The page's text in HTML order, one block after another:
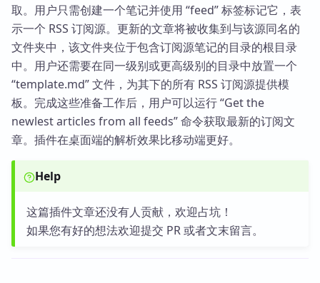
取。用户只需创建一个笔记并使用 “feed” 标签标记它，表
示一个 RSS 订阅源。更新的文章将被收集到与该源同名的
文件夹中，该文件夹位于包含订阅源笔记的目录的根目录
中。用户还需要在同一级别或更高级别的目录中放置一个
“template.md” 文件，为其下的所有 RSS 订阅源提供模
板。完成这些准备工作后，用户可以运行 “Get the
newlest articles from all feeds” 命令获取最新的订阅文
章。插件在桌面端的解析效果比移动端更好。
Help
这篇插件文章还没有人贡献，欢迎占坑！
如果您有好的想法欢迎提交 PR 或者文末留言。